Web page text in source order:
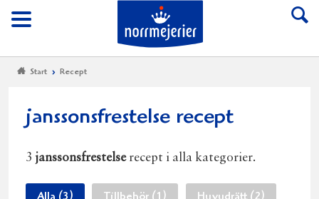
Meny
Till Norrmejerier
Start Recept
janssonsfrestelse recept
3 janssonsfrestelserecept i alla kategorier.